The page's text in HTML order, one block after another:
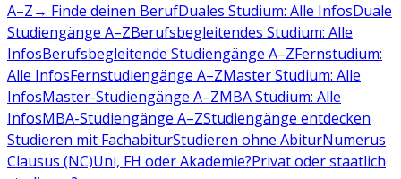
A–Z→ Finde deinen BerufDuales Studium: Alle InfosDuale
Studiengänge A–ZBerufsbegleitendes Studium: Alle
InfosBerufsbegleitende Studiengänge A–ZFernstudium:
Alle InfosFernstudiengänge A–ZMaster Studium: Alle
InfosMaster-Studiengänge A–ZMBA Studium: Alle
InfosMBA-Studiengänge A–ZStudiengänge entdecken
Studieren mit FachabiturStudieren ohne AbiturNumerus
Clausus (NC)Uni, FH oder Akademie?Privat oder staatlich